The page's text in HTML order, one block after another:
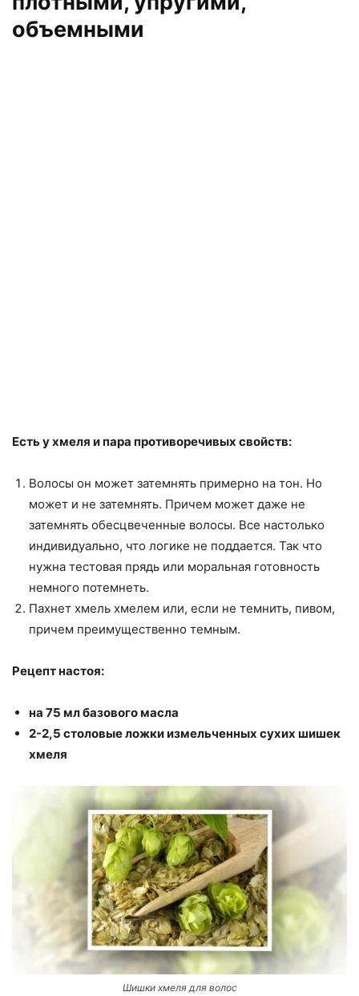
объемными
Есть у хмеля и пара противоречивых свойств:
Волосы он может затемнять примерно на тон. Но
может и не затемнять. Причем может даже не
затемнять обесцвеченные волосы. Все настолько
индивидуально, что логике не поддается. Так что
нужна тестовая прядь или моральная готовность
немного потемнеть.
Пахнет хмель хмелем или, если не темнить, пивом,
причем преимущественно темным.
Рецепт настоя:
на 75 мл базового масла
2-2,5 столовые ложки измельченных сухих шишек
хмеля
Шишки хмеля для волос